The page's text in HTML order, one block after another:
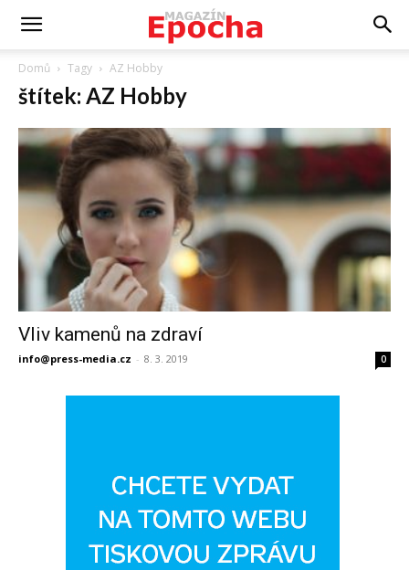
Domů Tagy AZ Hobby
štítek: AZ Hobby
Vliv kamenů na zdraví
info@press-media.cz - 8. 3. 2019 0